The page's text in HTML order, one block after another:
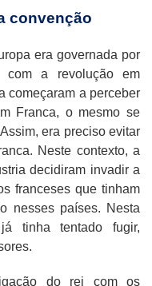
convenção
era governada por
com a revolução em
começaram a perceber
Franca, o mesmo se
era preciso evitar
Neste contexto, a
decidiram invadir a
franceses que tinham
nesses países. Nesta
tinha tentado fugir,
do rei com os